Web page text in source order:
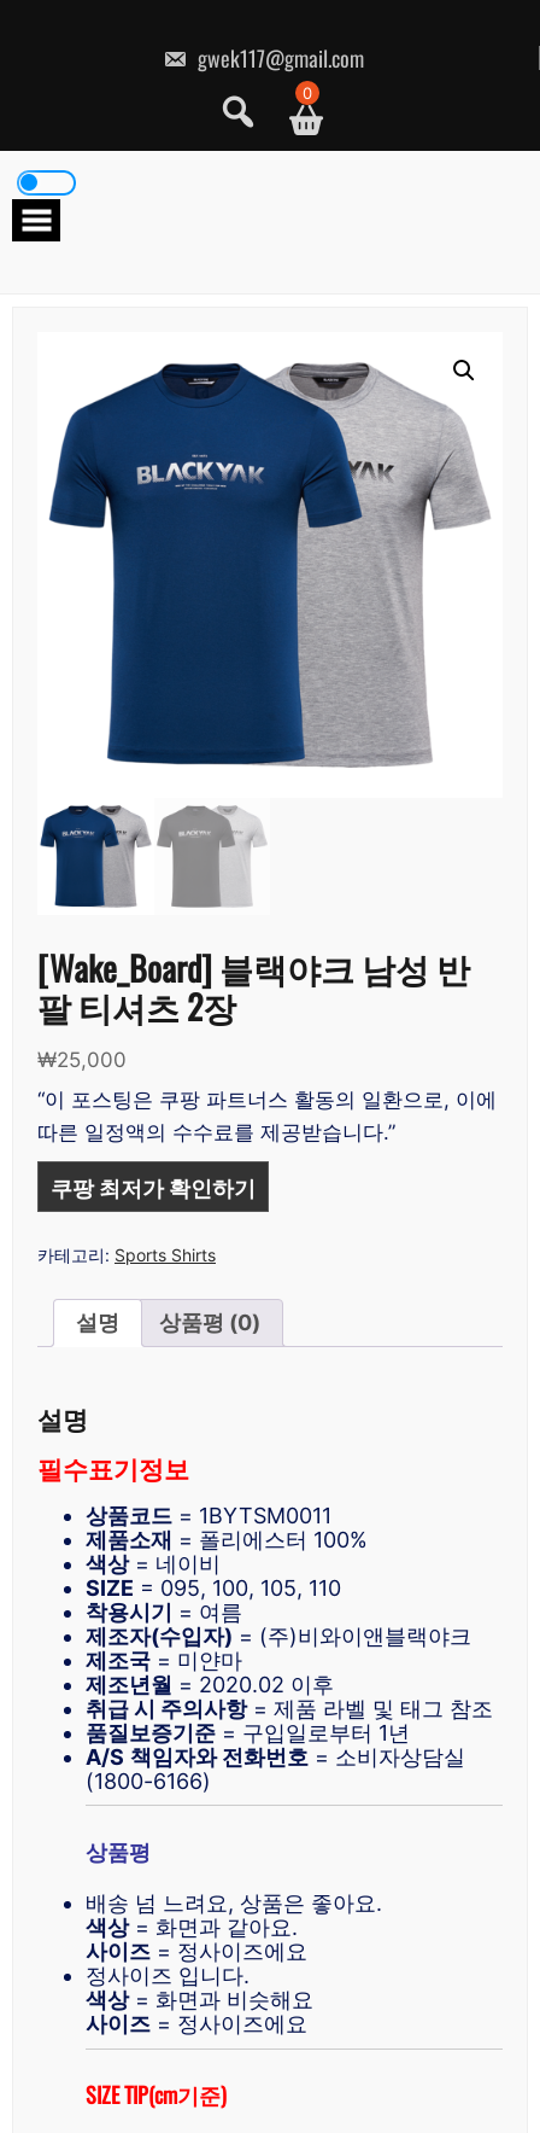
gwek117@gmail.com
0
[Wake_Board] 블랙야크 남성 반
팔 티셔츠 2장
₩25,000
“이 포스팅은 쿠팡 파트너스 활동의 일환으로, 이에
따른 일정액의 수수료를 제공받습니다.”
쿠팡 최저가 확인하기
카테고리: Sports Shirts
설명 상품평 (0)
설명
필수표기정보
상품코드 = 1BYTSM0011
제품소재 = 폴리에스터 100%
색상= 네이비
SIZE = 095, 100, 105, 110
착용시기
= 여름
제조자(수입자) = (주)비와이앤블랙야크
제조국 = 미얀마
제조년월 = 2020.02 이후
취급 시 주의사항= 제품 라벨 및 태그 참조
품질보증기준 = 구입일로부터 1년
A/S 책임자와 전화번호 = 소비자상담실
(1800-6166)
상품평
배송 넘 느려요, 상품은 좋아요.
색상= 화면과 같아요.
사이즈 = 정사이즈에요
정사이즈 입니다.
색상= 화면과 비슷해요
사이즈 = 정사이즈에요
SIZE TIP(cm기준)